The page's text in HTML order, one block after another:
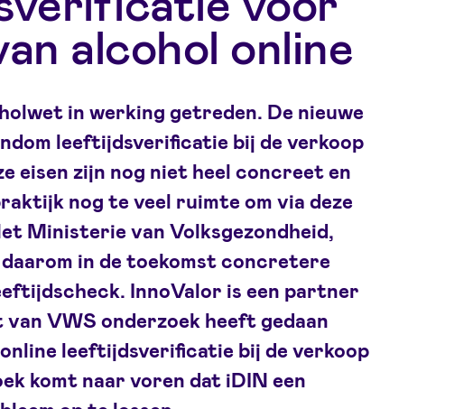
alcohol online
in werking getreden. De nieuwe
leeftijdsverificatie bij de verkoop
eisen zijn nog niet heel concreet en
nog te veel ruimte om via deze
Ministerie van Volksgezondheid,
in de toekomst concretere
InnoValor is een partner
VWS onderzoek heeft gedaan
leeftijdsverificatie bij de verkoop
komt naar voren dat iDIN een